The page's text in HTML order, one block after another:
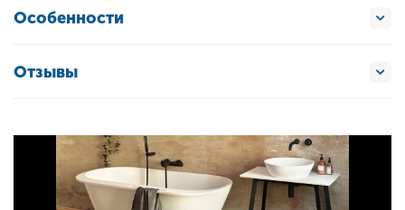
Особенности
Отзывы